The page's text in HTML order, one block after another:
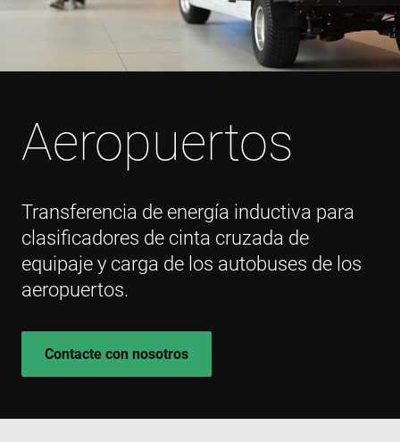
Aeropuertos
Transferencia de energía inductiva para
clasificadores de cinta cruzada de
equipaje y carga de los autobuses de los
aeropuertos.
Contacte con nosotros